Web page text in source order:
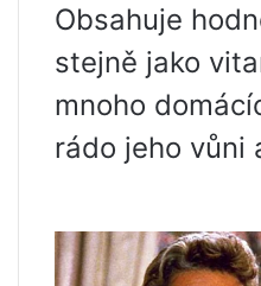
Obsahuje
stejně jako
mnoho
rádo jeho vůni